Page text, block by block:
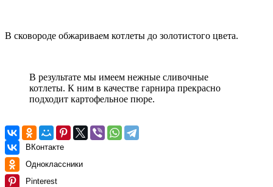
В сковороде обжариваем котлеты до золотистого цвета.
В результате мы имеем нежные сливочные
котлеты. К ним в качестве гарнира прекрасно
подходит картофельное пюре.
ВКонтакте
Одноклассники
Pinterest